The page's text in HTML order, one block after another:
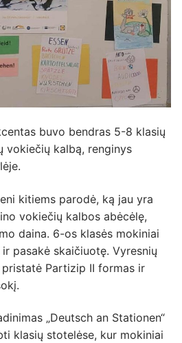
buvo bendras 5-8 klasių
vokiečių kalbą, renginys
kitiems parodė, ką jau yra
vokiečių kalbos abėcėlę,
daina. 6-os klasės mokiniai
pasakė skaičiuotę. Vyresnių
Partizip II formas ir
„Deutsch an Stationen“
klasių stotelėse, kur mokiniai